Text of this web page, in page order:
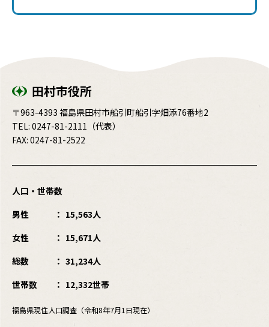
田村市役所
〒963-4393 福島県田村市船引町船引字畑添76番地2
TEL: 0247-81-2111 （代表）
FAX: 0247-81-2522
人口・世帯数
男性
15,563人
女性
15,671人
総数
31,234人
世帯数
12,332世帯
福島県現住人口調査（令和8年7月1日現在）